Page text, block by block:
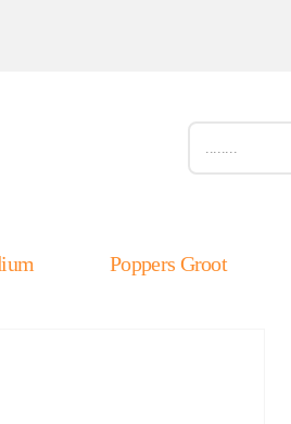
Poppers Groot